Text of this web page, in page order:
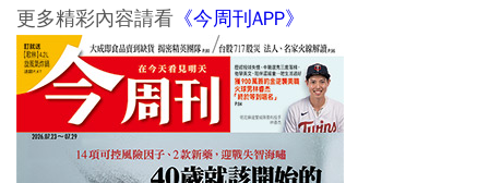
更多精彩內容請看 《今周刊APP》